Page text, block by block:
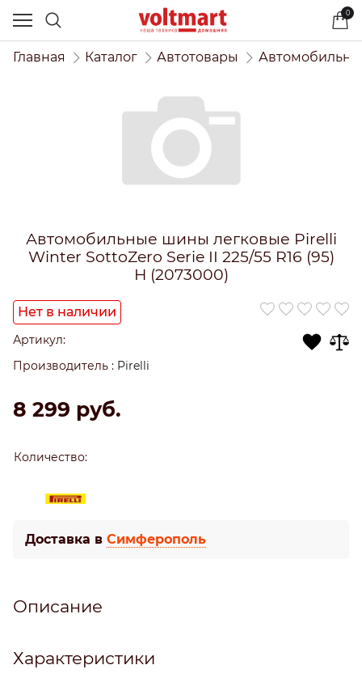
0
Главная Каталог Автотовары
Автомобильные шины легковые Pirelli
Winter SottoZero Serie II 225/55 R16 (95)
H (2073000)
Нет в наличии
Артикул:
Производитель : Pirelli
8 299 руб.
Количество:
Доставка в Симферополь
Описание
Характеристики